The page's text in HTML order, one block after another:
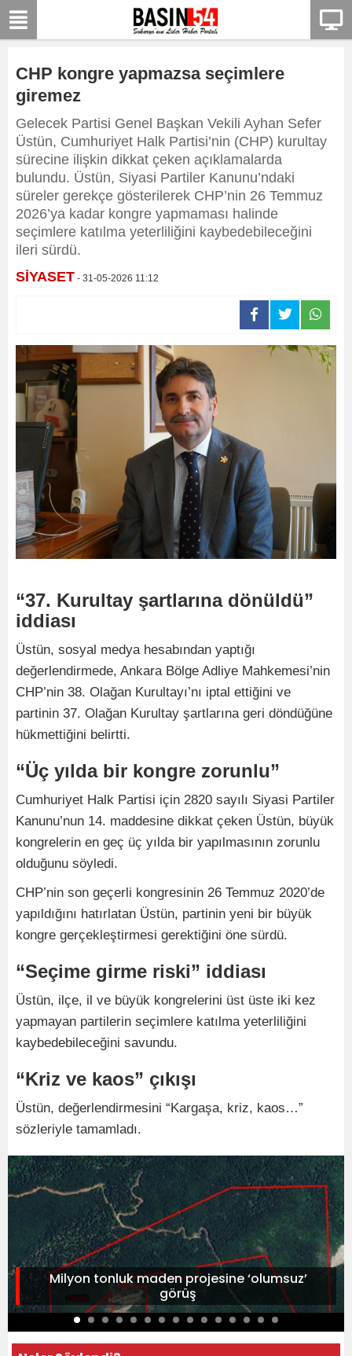
CHP kongre yapmazsa seçimlere
giremez
Gelecek Partisi Genel Başkan Vekili Ayhan Sefer
Üstün, Cumhuriyet Halk Partisi’nin (CHP) kurultay
sürecine ilişkin dikkat çeken açıklamalarda
bulundu. Üstün, Siyasi Partiler Kanunu’ndaki
süreler gerekçe gösterilerek CHP’nin 26 Temmuz
2026’ya kadar kongre yapmaması halinde
seçimlere katılma yeterliliğini kaybedebileceğini
ileri sürdü.
SİYASET - 31-05-2026 11:12
“37. Kurultay şartlarına dönüldü”
iddiası
Üstün, sosyal medya hesabından yaptığı
değerlendirmede, Ankara Bölge Adliye Mahkemesi’nin
CHP’nin 38. Olağan Kurultayı’nı iptal ettiğini ve
partinin 37. Olağan Kurultay şartlarına geri döndüğüne
hükmettiğini belirtti.
“Üç yılda bir kongre zorunlu”
Cumhuriyet Halk Partisi için 2820 sayılı Siyasi Partiler
Kanunu’nun 14. maddesine dikkat çeken Üstün, büyük
kongrelerin en geç üç yılda bir yapılmasının zorunlu
olduğunu söyledi.
CHP’nin son geçerli kongresinin 26 Temmuz 2020’de
yapıldığını hatırlatan Üstün, partinin yeni bir büyük
kongre gerçekleştirmesi gerektiğini öne sürdü.
“Seçime girme riski” iddiası
Üstün, ilçe, il ve büyük kongrelerini üst üste iki kez
yapmayan partilerin seçimlere katılma yeterliliğini
kaybedebileceğini savundu.
“Kriz ve kaos” çıkışı
Üstün, değerlendirmesini “Kargaşa, kriz, kaos…”
sözleriyle tamamladı.
Milyon tonluk maden projesine ‘olumsuz’
görüş